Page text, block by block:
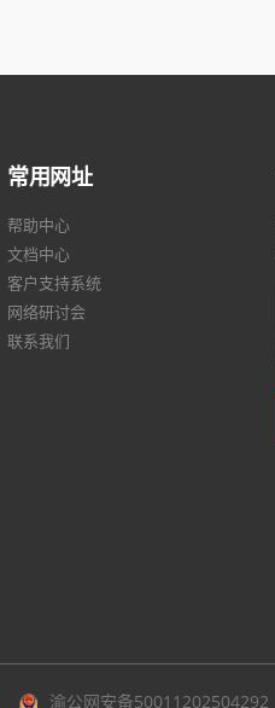
常用网址
帮助中心
文档中心
客户支持系统
网络研讨会
联系我们
渝公网安备50011202504292